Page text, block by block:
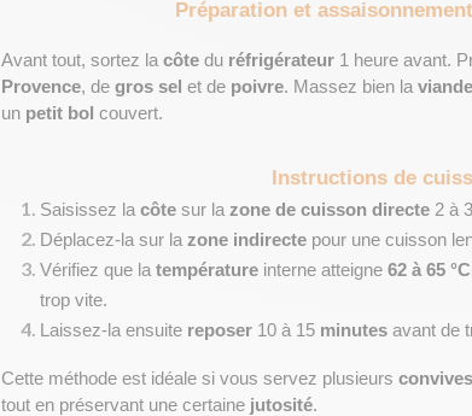
Préparation et
Avant tout, sortez la côte du réfrigérateur 1 heure avant.
Provence, de gros sel et de poivre. Massez bien la viande
un petit bol couvert.
Instructions de
Saisissez la côte sur la zone de cuisson directe 2 à 3
Déplacez-la sur la zone indirecte pour une cuisson
Vérifiez que la température interne atteigne 62 à 65 °C
trop vite.
Laissez-la ensuite reposer 10 à 15 minutes avant de
Cette méthode est idéale si vous servez plusieurs convives
tout en préservant une certaine jutosité.